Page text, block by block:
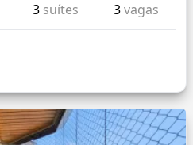
3 suítes 3vagas